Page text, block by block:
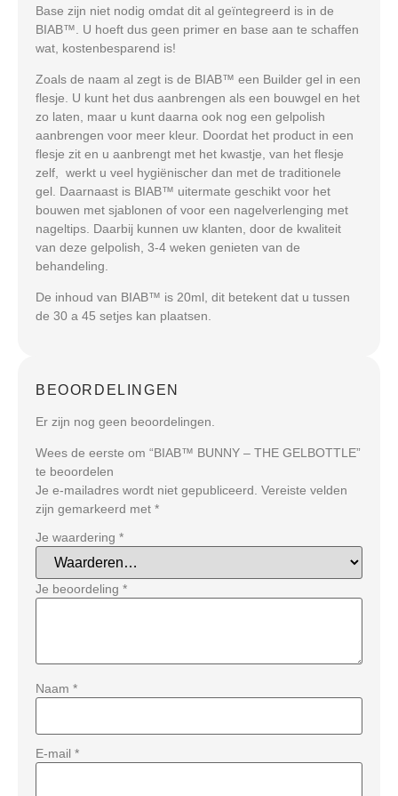
Base zijn niet nodig omdat dit al geïntegreerd is in de
BIAB™. U hoeft dus geen primer en base aan te schaffen
wat, kostenbesparend is!
Zoals de naam al zegt is de BIAB™ een Builder gel in een
flesje. U kunt het dus aanbrengen als een bouwgel en het
zo laten, maar u kunt daarna ook nog een gelpolish
aanbrengen voor meer kleur. Doordat het product in een
flesje zit en u aanbrengt met het kwastje, van het flesje
zelf, werkt u veel hygiënischer dan met de traditionele
gel. Daarnaast is BIAB™ uitermate geschikt voor het
bouwen met sjablonen of voor een nagelverlenging met
nageltips. Daarbij kunnen uw klanten, door de kwaliteit
van deze gelpolish, 3-4 weken genieten van de
behandeling.
De inhoud van BIAB™ is 20ml, dit betekent dat u tussen
de 30 a 45 setjes kan plaatsen.
BEOORDELINGEN
Er zijn nog geen beoordelingen.
Wees de eerste om “BIAB™ BUNNY – THE GELBOTTLE”
te beoordelen
Je e-mailadres wordt niet gepubliceerd. Vereiste velden
zijn gemarkeerd met *
Je waardering *
Je beoordeling *
Naam *
E-mail *